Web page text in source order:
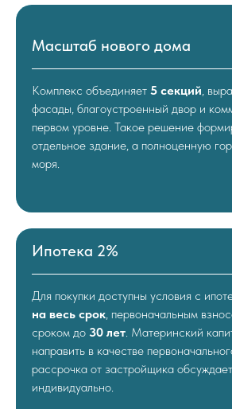
Масштаб нового дома
Комплекс объединяет 5 секций,
фасады, благоустроенный двор и
первом уровне. Такое решение
отдельное здание, а полноценную
моря.
Ипотека 2%
Для покупки доступны условия с
на весь срок, первоначальным
сроком до 30 лет. Материнский
направить в качестве
рассрочка от застройщика
индивидуально.